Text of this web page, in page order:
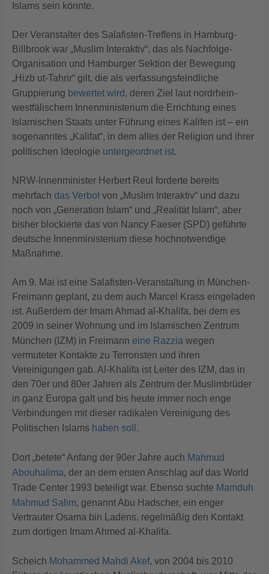
Islams sein könnte.
Der Veranstalter des Salafisten-Treffens in Hamburg-
Billbrook war „Muslim Interaktiv“, das als Nachfolge-
Organisation und Hamburger Sektion der Bewegung
„Hizb ut-Tahrir“ gilt, die als verfassungsfeindliche
Gruppierung bewertet wird, deren Ziel laut nordrhein-
westfälischem Innenministerium die Errichtung eines
Islamischen Staats unter Führung eines Kalifen ist – ein
sogenanntes „Kalifat“, in dem alles der Religion und ihrer
politischen Ideologie untergeordnet ist.
NRW-Innenminister Herbert Reul forderte bereits
mehrfach das Verbot von „Muslim Interaktiv“ und dazu
noch von „Generation Islam“ und „Realität Islam“, aber
bisher blockierte das von Nancy Faeser (SPD) geführte
deutsche Innenministerium diese hochnotwendige
Maßnahme.
Am 9. Mai ist eine Salafisten-Veranstaltung in München-
Freimann geplant, zu dem auch Marcel Krass eingeladen
ist. Außerdem der Imam Ahmad al-Khalifa, bei dem es
2009 in seiner Wohnung und im Islamischen Zentrum
München (IZM) in Freimann eine Razzia wegen
vermuteter Kontakte zu Terroristen und ihren
Vereinigungen gab. Al-Khalifa ist Leiter des IZM, das in
den 70er und 80er Jahren als Zentrum der Muslimbrüder
in ganz Europa galt und bis heute immer noch enge
Verbindungen mit dieser radikalen Vereinigung des
Politischen Islams haben soll .
Dort „betete“ Anfang der 90er Jahre auch Mahmud
Abouhalima, der an dem ersten Anschlag auf das World
Trade Center 1993 beteiligt war. Ebenso suchte Mamduh
Mahmud Salim, genannt Abu Hadscher, ein enger
Vertrauter Osama bin Ladens, regelmäßig den Kontakt
zum dortigen Imam Ahmed al-Khalifa.
Scheich Mohammed Mahdi Akef, von 2004 bis 2010